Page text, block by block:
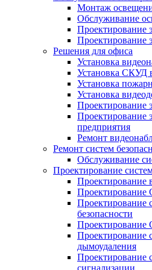
Монтаж
Обслуживание
Проектирование
Проектирование
Решения для офиса
Установка
Установка СКУД
Установка
Установка
Проектирование
Проектирование
предприятия
Ремонт
Ремонт систем
Обслуживание
Проектирование
Проектирование
Проектирование
безопасности
Проектирование
Проектирование
дымоудаления
Проектирование
сигнализации